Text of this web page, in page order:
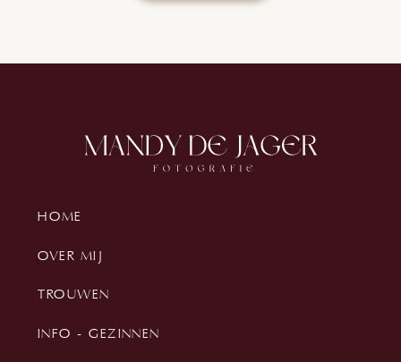
OVER MIJ
HOME
TROUWEN
INFO - GEZINNEN